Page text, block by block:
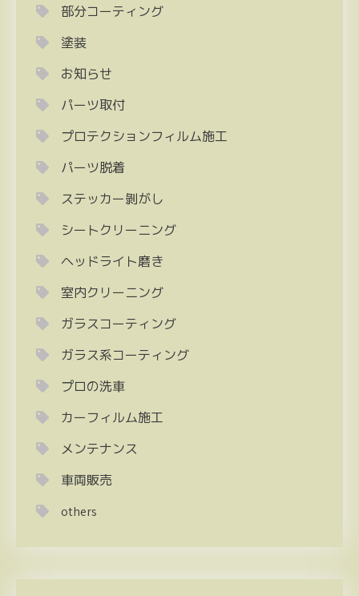
部分コーティング
塗装
お知らせ
パーツ取付
プロテクションフィルム施工
パーツ脱着
ステッカー剝がし
シートクリーニング
ヘッドライト磨き
室内クリーニング
ガラスコーティング
ガラス系コーティング
プロの洗車
カーフィルム施工
メンテナンス
車両販売
others